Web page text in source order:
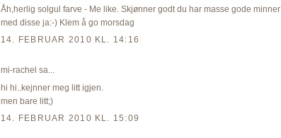
Åh,herlig solgul farve - Me like. Skjønner godt du har masse gode minner
med disse ja:-) Klem å go morsdag
14. FEBRUAR 2010 KL. 14:16
mi-rachel sa...
hi hi..kejnner meg litt igjen.
men bare litt;)
14. FEBRUAR 2010 KL. 15:09